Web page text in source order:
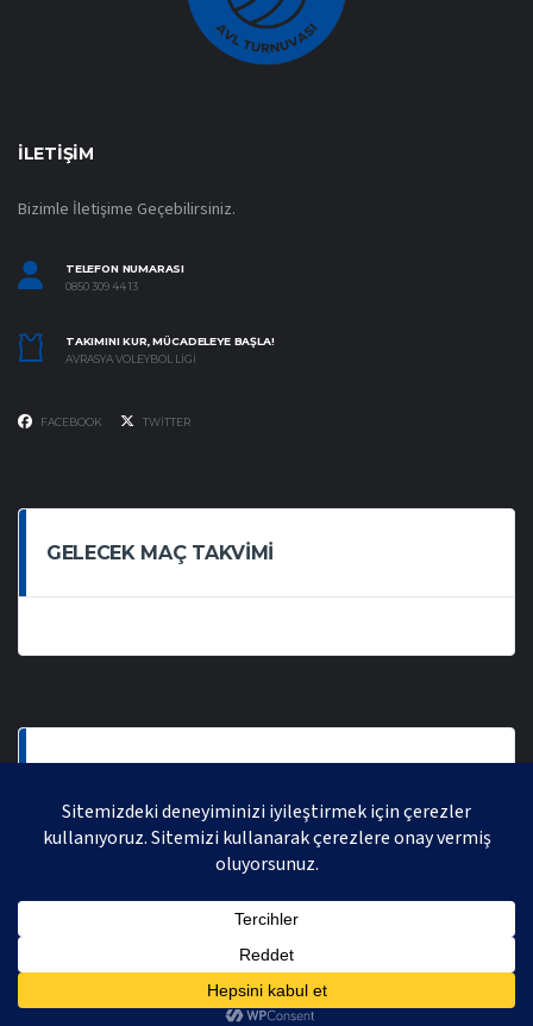
İLETIŞIM
Bizimle İletişime Geçebilirsiniz.
TELEFON NUMARASI
0850 309 44 13
TAKIMINI KUR, MÜCADELEYE BAŞLA!
AVRASYA VOLEYBOL LIGI
FACEBOOK TWITTER
GELECEK MAÇ TAKVIMI
AVRASYA VOLEYBOL LIGI 2021 | AVRASYA SPORTIF FAALIYETLER ORGANIZASYONUDUR,
TÜM HAKLARI SAKLIDIR.